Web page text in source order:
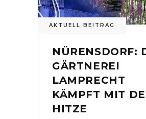
AKTUELL BEITRAG
NÜRENSDORF:
GÄRTNEREI
LAMPRECHT
KÄMPFT MIT
HITZE